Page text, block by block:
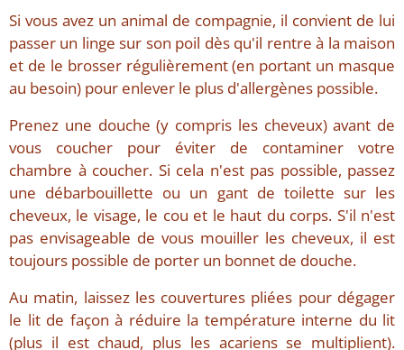
Si vous avez un animal de compagnie, il convient de lui
passer un linge sur son poil dès qu'il rentre à la maison
et de le brosser régulièrement (en portant un masque
au besoin) pour enlever le plus d'allergènes possible.
Prenez une douche (y compris les cheveux) avant de
vous coucher pour éviter de contaminer votre
chambre à coucher. Si cela n'est pas possible, passez
une débarbouillette ou un gant de toilette sur les
cheveux, le visage, le cou et le haut du corps. S'il n'est
pas envisageable de vous mouiller les cheveux, il est
toujours possible de porter un bonnet de douche.
Au matin, laissez les couvertures pliées pour dégager
le lit de façon à réduire la température interne du lit
(plus il est chaud, plus les acariens se multiplient).